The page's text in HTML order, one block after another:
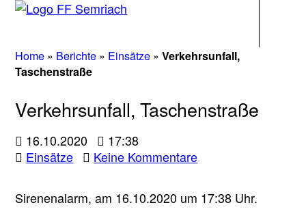
Home » Berichte » Einsätze »Verkehrsunfall,
Taschenstraße
Verkehrsunfall, Taschenstraße
16.10.2020
17:38
Einsätze
Keine Kommentarezu
Sirenenalarm, am 16.10.2020 um 17:38 Uhr.